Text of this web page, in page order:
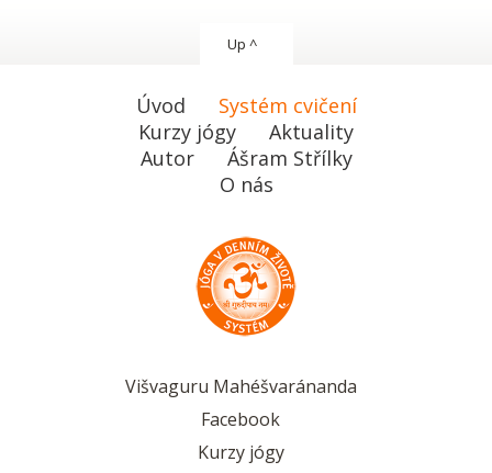
Up ^
Úvod
Systém cvičení
Kurzy jógy
Aktuality
Autor
Ášram Střílky
O nás
Višvaguru Mahéšvaránanda
Facebook
Kurzy jógy